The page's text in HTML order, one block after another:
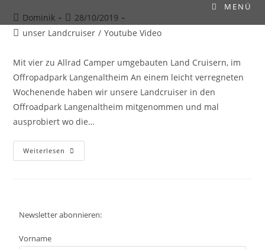
MENÜ
Dominik
28/10/2019
unser Landcruiser / Youtube Video
Mit vier zu Allrad Camper umgebauten Land Cruisern, im
Offropadpark Langenaltheim An einem leicht verregneten
Wochenende haben wir unsere Landcruiser in den
Offroadpark Langenaltheim mitgenommen und mal
ausprobiert wo die…
Weiterlesen
Newsletter abonnieren:
Vorname